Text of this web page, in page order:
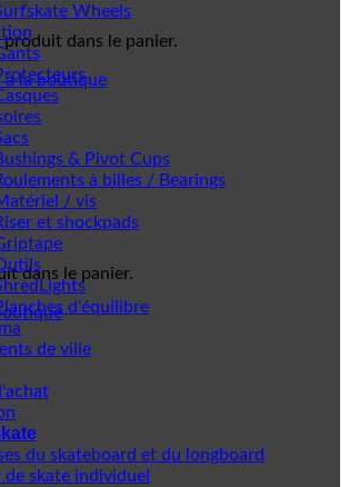
dans le panier.
à la boutique
dans le panier.
Wheels
& Pivot Cups
à billes / Bearings
/ vis
et shockpads
d'équilibre
de ville
du skateboard et du longboard
skate individuel